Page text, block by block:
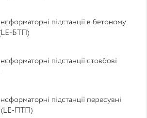
підстанції в бетоному
БТП)
підстанції стовбові
підстанції пересувні
ПТП)